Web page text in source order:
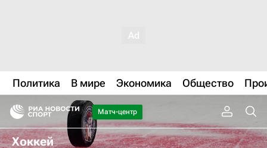
Политика В мире Экономика Общество
Матч-центр
Хоккей